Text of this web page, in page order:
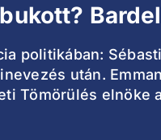
politikában:
után.
Tömörülés